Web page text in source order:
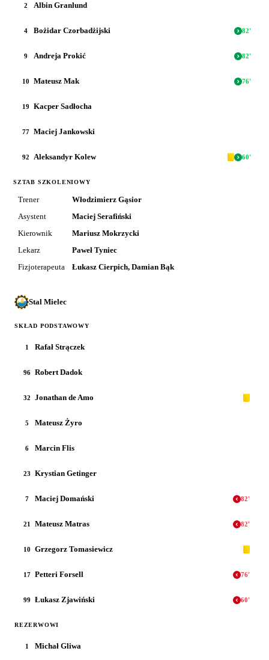
2 Albin Granlund
4 Bożidar Czorbadżijski 82'
9 Andreja Prokić 82'
10 Mateusz Mak 76'
19 Kacper Sadłocha
77 Maciej Jankowski
92 Aleksandyr Kolew 60'
SZTAB SZKOLENIOWY
Trener
Włodzimierz Gąsior
Asystent
Maciej Serafiński
Kierownik
Mariusz Mokrzycki
Lekarz
Paweł Tyniec
Fizjoterapeuta
Łukasz Cierpich, Damian Bąk
Stal Mielec
SKŁAD PODSTAWOWY
1 Rafał Strączek
96 Robert Dadok
32 Jonathan de Amo
5 Mateusz Żyro
6 Marcin Flis
23 Krystian Getinger
7 Maciej Domański 82'
21 Mateusz Matras 82'
10 Grzegorz Tomasiewicz
17 Petteri Forsell 76'
99 Łukasz Zjawiński 60'
REZERWOWI
1 Michał Gliwa